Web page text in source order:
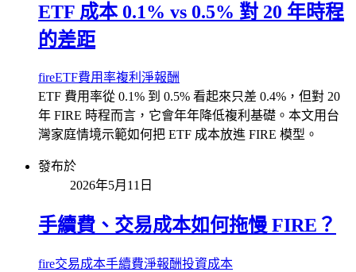
ETF 成本 0.1% vs 0.5% 對 20 年時程
的差距
fireETF費用率複利 淨報酬
ETF 費用率從 0.1% 到 0.5% 看起來只差 0.4%，但對 20
年 FIRE 時程而言，它會年年降低複利基礎。本文用台
灣家庭情境示範如何把 ETF 成本放進 FIRE 模型。
發布於
2026年5月11日
手續費、交易成本如何拖慢 FIRE？
fire交易成本手續費淨報酬投資成本